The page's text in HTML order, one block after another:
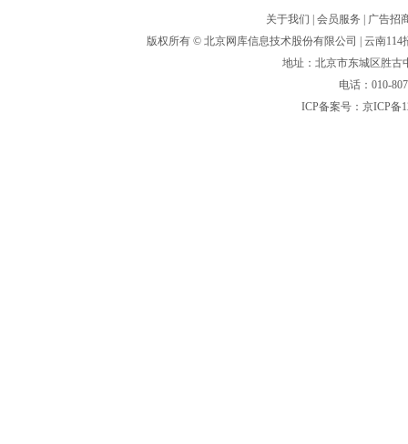
关于我们 会员服务
广告招
版权所有 © 北京网库信息技术股份有限公司
| 云南
地址：北京市东城区胜
电话：010-
ICP备案号： 京ICP备